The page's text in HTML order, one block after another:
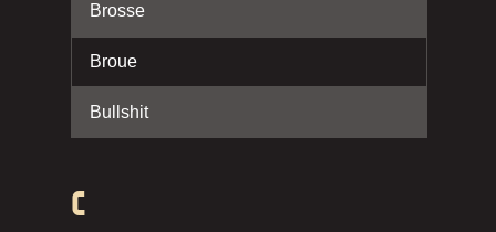
Brosse
Broue
Bullshit
C